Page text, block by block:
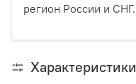
регион России и СНГ.
Характеристики